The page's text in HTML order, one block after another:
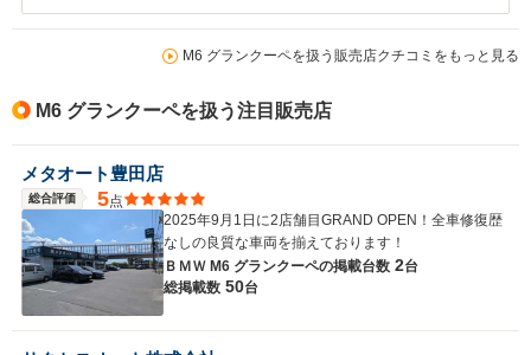
M6 グランクーペを扱う販売店クチコミをもっと見る
M6 グランクーペを扱う注目販売店
メタオート豊田店
総合評価 5点
2025年9月1日に2店舗目GRAND OPEN！全車修復歴
なしの良質な車両を揃えております！
ＢＭＷ M6 グランクーペの掲載台数 2台
総掲載数 50台